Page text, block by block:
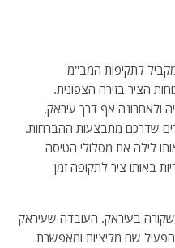
לתקיפות המב"מ
הציר בזירה הצפונית.
ולאחרונה אף דרך עיראק.
שדרכם מתבצעות ההברחות.
לילה את מסלולי הטיסה
באותו ציר לתקופה זמן
בעיראק. העובדה שעיראק
שם מליציות ומאפשרת